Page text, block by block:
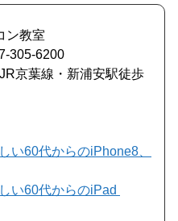
ン教室
305-6200
京葉線・新浦安駅徒歩
い60代からのiPhone8、
い60代からのiPad